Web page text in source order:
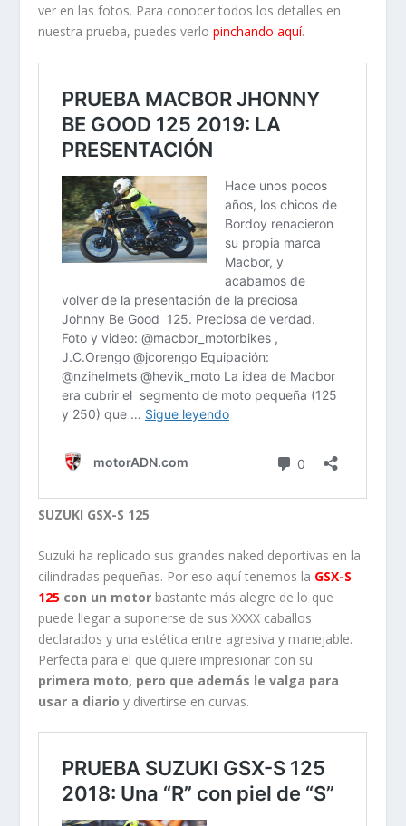
ver en las fotos. Para conocer todos los detalles en
nuestra prueba, puedes verlopinchando aquí.
SUZUKI GSX-S 125
Suzuki ha replicado sus grandes naked deportivas en la
cilindradas pequeñas. Por eso aquí tenemos la GSX-S
125 con un motor bastante más alegre de lo que
puede llegar a suponerse de sus XXXX caballos
declarados y una estética entre agresiva y manejable.
Perfecta para el que quiere impresionar con su
primera moto, pero que además le valga para
usar a diario y divertirse en curvas.